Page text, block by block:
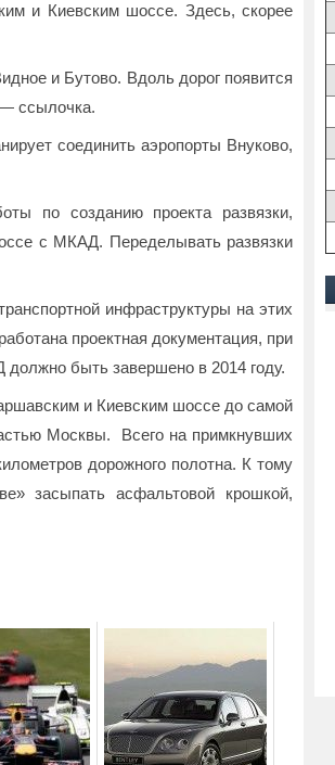
и Киевским шоссе. Здесь, скорее
и Бутово. Вдоль дорог появится
ссылочка.
соединить аэропорты Внуково,
по созданию проекта развязки,
с МКАД. Переделывать развязки
инфраструктуры на этих
проектная документация, при
быть завершено в 2014 году.
и Киевским шоссе до самой
Москвы. Всего на примкнувших
дорожного полотна. К тому
засыпать асфальтовой крошкой,